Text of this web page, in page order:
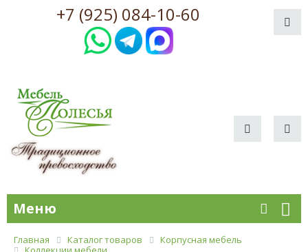
+7 (925) 084-10-60
Меню
Главная Каталог товаров
Корпусная мебель